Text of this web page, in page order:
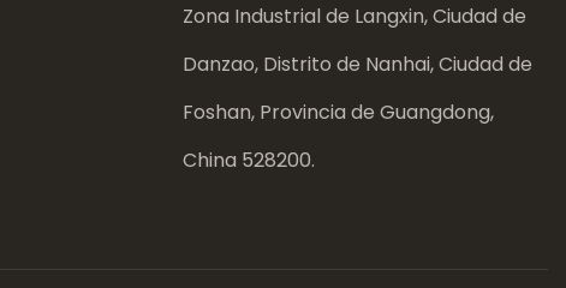
Zona Industrial de Langxin, Ciudad de
Danzao, Distrito de Nanhai, Ciudad de
Foshan, Provincia de Guangdong,
China 528200.